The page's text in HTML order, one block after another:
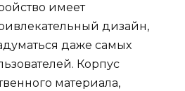
имеет
дизайн,
даже самых
Корпус
материала,